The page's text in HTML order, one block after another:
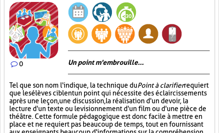
0 Un point m'embrouille...
Tel que son nom l'indique, la technique duPoint à clarifierrequiert
que les élèves ciblent un point qui nécessite des éclaircissements
après une leçon, une discussion, la réalisation d'un devoir, la
lecture d'un texte ou le visionnement d'un film ou d'une pièce de
théâtre. Cette formule pédagogique est donc facile à mettre en
place et ne requiert pas beaucoup de temps, tout en fournissant